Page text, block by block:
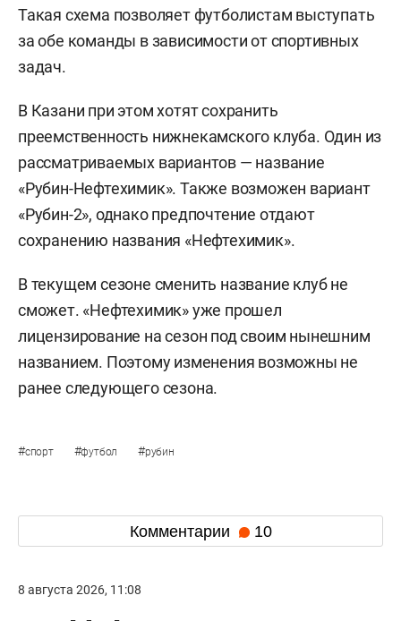
Такая схема позволяет футболистам выступать
за обе команды в зависимости от спортивных
задач.
В Казани при этом хотят сохранить
преемственность нижнекамского клуба. Один из
рассматриваемых вариантов — название
«Рубин-Нефтехимик». Также возможен вариант
«Рубин-2», однако предпочтение отдают
сохранению названия «Нефтехимик».
В текущем сезоне сменить название клуб не
сможет. «Нефтехимик» уже прошел
лицензирование на сезон под своим нынешним
названием. Поэтому изменения возможны не
ранее следующего сезона.
#спорт #футбол #рубин
Комментарии 10
8 августа 2026, 11:08